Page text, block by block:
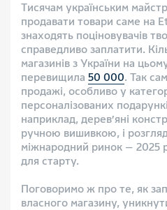
Тисячам українським
продавати товари саме на
знаходять поціновувачів
справедливо заплатити.
магазинів з України на
перевищила 50 000. Так
продажі, особливо у
персоналізованих
наприклад, дерев’яні
ручною вишивкою, і
міжнародний ринок — 2025
для старту.
Поговоримо ж про те, як
власного магазину,